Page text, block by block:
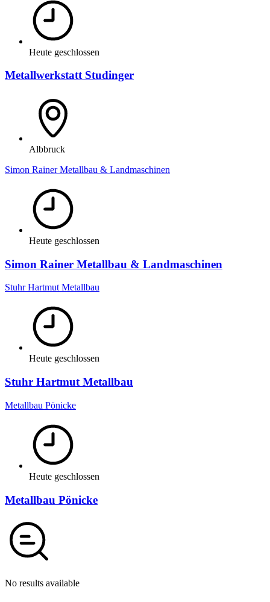
Heute geschlossen
Metallwerkstatt Studinger
Albbruck
Simon Rainer Metallbau & Landmaschinen
Heute geschlossen
Simon Rainer Metallbau & Landmaschinen
Stuhr Hartmut Metallbau
Heute geschlossen
Stuhr Hartmut Metallbau
Metallbau Pönicke
Heute geschlossen
Metallbau Pönicke
No results available